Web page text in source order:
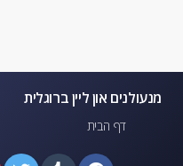
מנעולנים און ליין ברוגלית
דף הבית